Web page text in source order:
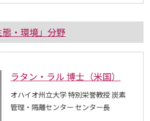
態・環境」分野
ラタン・ラル 博士（米国）
オハイオ州立大学 特別栄誉教授 炭素
管理・隔離センター センター長